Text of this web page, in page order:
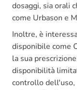
dosaggi, sia orali
come Urbason e
Inoltre, è
disponibile come
la sua
disponibilità
controllo dell'uso,